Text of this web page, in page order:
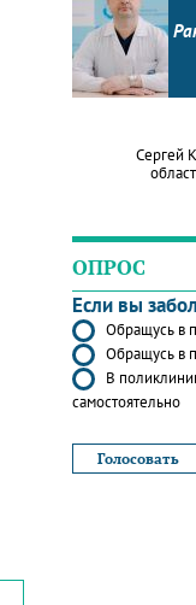
Сергей
ОПРОС
Если вы
Обращусь в
Обращусь в
В
самостоятельно